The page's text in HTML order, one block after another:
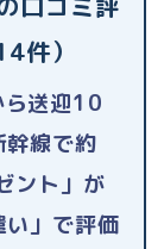
件）
ら送迎10
線で約
ント」が
」で評価